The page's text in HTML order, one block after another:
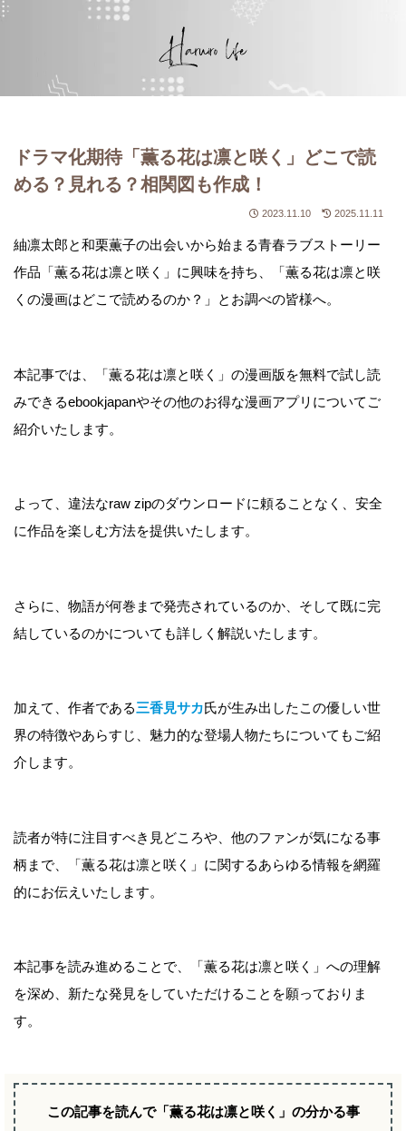
ドラマ化期待「薫る花は凛と咲く」どこで読
める？見れる？相関図も作成！
2023.11.10 2025.11.11
紬凛太郎と和栗薫子の出会いから始まる青春ラブストーリー
作品「薫る花は凛と咲く」に興味を持ち、「薫る花は凛と咲
くの漫画はどこで読めるのか？」とお調べの皆様へ。
本記事では、「薫る花は凛と咲く」の漫画版を無料で試し読
みできるebookjapanやその他のお得な漫画アプリについてご
紹介いたします。
よって、違法なraw zipのダウンロードに頼ることなく、安全
に作品を楽しむ方法を提供いたします。
さらに、物語が何巻まで発売されているのか、そして既に完
結しているのかについても詳しく解説いたします。
加えて、作者である三香見サカ氏が生み出したこの優しい世
界の特徴やあらすじ、魅力的な登場人物たちについてもご紹
介します。
読者が特に注目すべき見どころや、他のファンが気になる事
柄まで、「薫る花は凛と咲く」に関するあらゆる情報を網羅
的にお伝えいたします。
本記事を読み進めることで、「薫る花は凛と咲く」への理解
を深め、新たな発見をしていただけることを願っておりま
す。
この記事を読んで「薫る花は凛と咲く」の分かる事